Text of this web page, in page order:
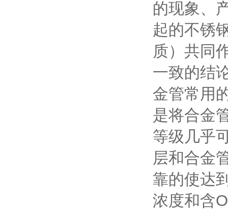
的现象、
起的不锈
质）共同
一致的结
金管常用
是将合金
等级几乎
层和合金
靠的使达
浓度和含